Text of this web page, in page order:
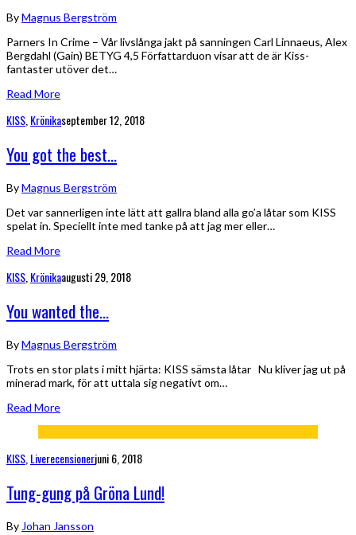
ByMagnus Bergström
Parners In Crime – Vår livslånga jakt på sanningen Carl Linnaeus, Alex
Bergdahl (Gain) BETYG 4,5 Författarduon visar att de är Kiss-
fantaster utöver det…
Read More
KISS Krönikaseptember 12, 2018
You got the best…
ByMagnus Bergström
Det var sannerligen inte lätt att gallra bland alla go’a låtar som KISS
spelat in. Speciellt inte med tanke på att jag mer eller…
Read More
KISS Krönikaaugusti 29, 2018
You wanted the…
ByMagnus Bergström
Trots en stor plats i mitt hjärta: KISS sämsta låtar Nu kliver jag ut på
minerad mark, för att uttala sig negativt om…
Read More
KISS Liverecensionerjuni 6, 2018
Tung-gung på Gröna Lund!
By Johan Jansson